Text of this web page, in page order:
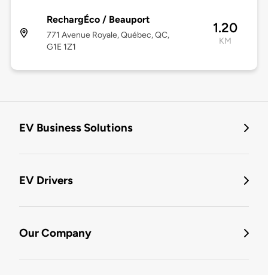
RechargÉco / Beauport
771 Avenue Royale, Québec, QC,
G1E 1Z1
1.20
KM
EV Business Solutions
EV Drivers
Our Company